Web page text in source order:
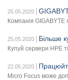
25.05.2020
Компанія GIGABYTE
25.05.2020 Більше
Купуй сервери HPE
22.05.2020
Micro Focus може